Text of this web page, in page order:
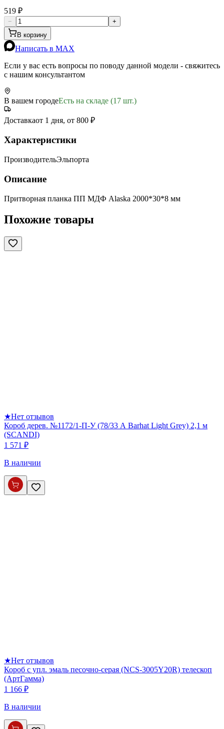
519 ₽
−
+
В корзину
Написать в MAX
Если у вас есть вопросы по поводу данной модели - свяжитесь
с нашим консультантом
В вашем городеЕсть на складе (17 шт.)
Доставкаот 1 дня, от 800 ₽
Характеристики
ПроизводительЭльпорта
Описание
Притворная планка ПП МДФ Alaska 2000*30*8 мм
Похожие товары
★Нет отзывов
Короб дерев. №1172/1-П-У (78/33 А Barhat Light Grey) 2,1 м
(SCANDI)
1 571 ₽
В наличии
★Нет отзывов
Короб с упл. эмаль песочно-серая (NCS-3005Y20R) телескоп
(АртГамма)
1 166 ₽
В наличии